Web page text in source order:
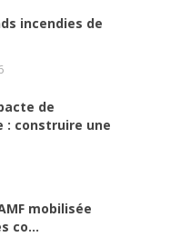
incendies de
de
: construire une
mobilisée
co...